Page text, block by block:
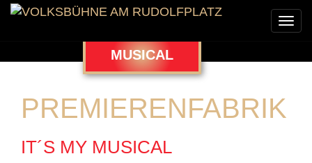
MUSICAL
PREMIERENFABRIK
IT´S MY MUSICAL